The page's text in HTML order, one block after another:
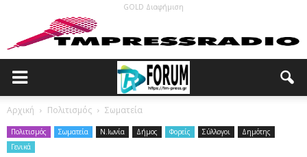
GOLD Διαφήμιση
Αρχική Πολιτισμός Σωματεία
Πολιτισμός Σωματεία N.Ιωνία Δήμος Φορείς Σύλλογοι
Δημότης
Γενικά